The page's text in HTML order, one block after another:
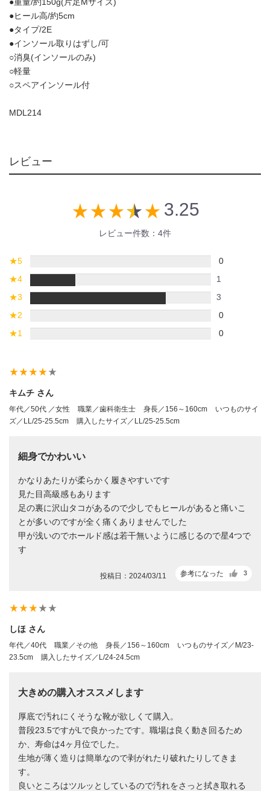
●ヒール高/約5cm
●タイプ/2E
●インソール取りはずし/可
○消臭(インソールのみ)
○軽量
○スペアインソール付
MDL214
レビュー
star_rate star_rate star_ratestar_rate star_rate 3.25
レビュー件数：4件
★5
0
★4
1
★3
3
★2
0
★1 0
star_ratestar_ratestar_ratestar_ratestar_rate
キムチ さん
年代／50代 ／女性 職業／歯科衛生士 身長／156～160cm
いつものサイ
ズ／LL/25-25.5cm
購入したサイズ／LL/25-25.5cm
細身でかわいい
かなりあたりが柔らかく履きやすいです
見た目高級感もあります
足の裏に沢山タコがあるので少しでもヒールがあると痛いこ
とが多いのですが全く痛くありませんでした
甲が浅いのでホールド感は若干無いように感じるので星4つで
す
参考になった 3
投稿日：2024/03/11
star_ratestar_ratestar_ratestar_rate star_rate
しほ さん
年代／40代 職業／その他 身長／156～160cm
いつものサイズ／M/23-
23.5cm
購入したサイズ／L/24-24.5cm
大きめの購入オススメします
厚底で汚れにくそうな靴が欲しくて購入。
普段23.5ですがLで良かったです。職場は良く動き回るため
か、寿命は4ヶ月位でした。
生地が薄く造りは簡単なので剥がれたり破れたりしてきま
す。
良いところはツルッとしているので汚れをさっと拭き取れる